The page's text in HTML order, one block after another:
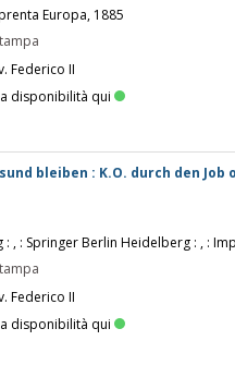
Europa, 1885
Federico II
disponibilità qui
bleiben : K.O. durch den
, : Springer Berlin Heidelberg : , :
Federico II
disponibilità qui